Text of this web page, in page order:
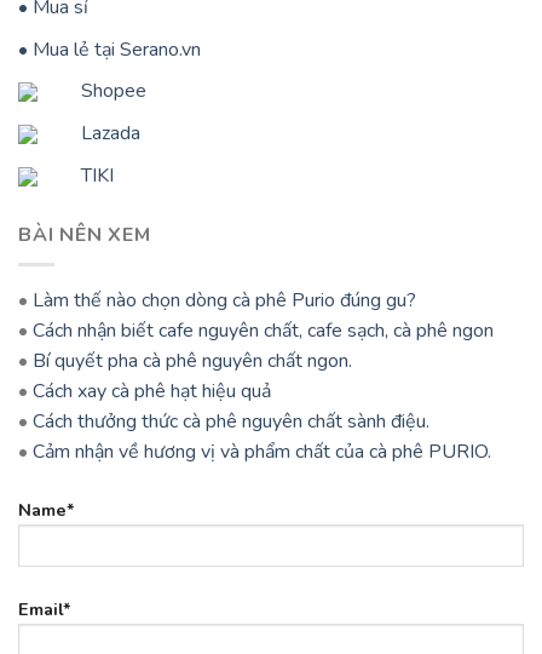
• Mua sỉ
• Mua lẻ tại Serano.vn
Shopee
Lazada
TIKI
BÀI NÊN XEM
• Làm thế nào chọn dòng cà phê Purio đúng gu?
• Cách nhận biết cafe nguyên chất, cafe sạch, cà phê ngon
• Bí quyết pha cà phê nguyên chất ngon.
• Cách xay cà phê hạt hiệu quả
• Cách thưởng thức cà phê nguyên chất sành điệu.
• Cảm nhận về hương vị và phẩm chất của cà phê PURIO.
Name*
Email*